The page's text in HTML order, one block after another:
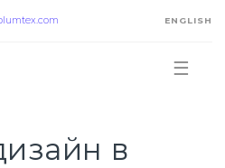
ENGLISH
☰
в